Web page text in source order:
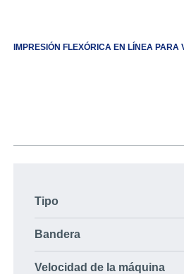
IMPRESIÓN FLEXÓRICA EN LÍNEA PARA
Tipo
Bandera
Velocidad de la máquina